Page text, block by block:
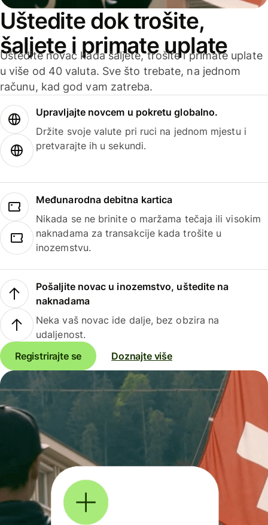
Uštedite dok trošite,
šaljete i primate uplate
Uštedite novac kada šaljete, trošite i primate uplate
u više od 40 valuta. Sve što trebate, na jednom
računu, kad god vam zatreba.
Upravljajte novcem u pokretu globalno.
Držite svoje valute pri ruci na jednom mjestu i
pretvarajte ih u sekundi.
Međunarodna debitna kartica
Nikada se ne brinite o maržama tečaja ili visokim
naknadama za transakcije kada trošite u
inozemstvu.
Pošaljite novac u inozemstvo, uštedite na
naknadama
Neka vaš novac ide dalje, bez obzira na
udaljenost.
Registrirajte se
Doznajte više